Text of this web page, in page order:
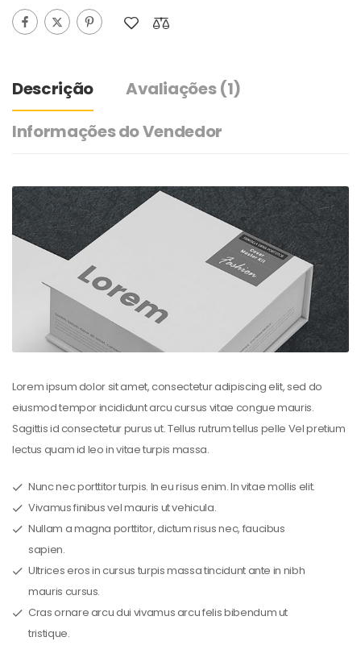
Descrição Avaliações(1)
Informações do Vendedor
Lorem ipsum dolor sit amet, consectetur adipiscing elit, sed do
eiusmod tempor incididunt arcu cursus vitae congue mauris.
Sagittis id consectetur purus ut. Tellus rutrum tellus pelle Vel pretium
lectus quam id leo in vitae turpis massa.
Nunc nec porttitor turpis. In eu risus enim. In vitae mollis elit.
Vivamus finibus vel mauris ut vehicula.
Nullam a magna porttitor, dictum risus nec, faucibus
sapien.
Ultrices eros in cursus turpis massa tincidunt ante in nibh
mauris cursus.
Cras ornare arcu dui vivamus arcu felis bibendum ut
tristique.